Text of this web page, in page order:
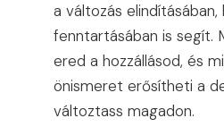
a változás elindításában,
fenntartásában is segít.
ered a hozzállásod, és
önismeret erősítheti a
változtass magadon.